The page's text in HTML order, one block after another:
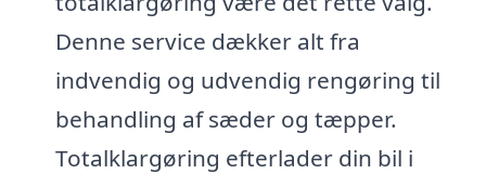
Denne service dækker alt fra
indvendig og udvendig rengøring til
behandling af sæder og tæpper.
Totalklargøring efterlader din bil i